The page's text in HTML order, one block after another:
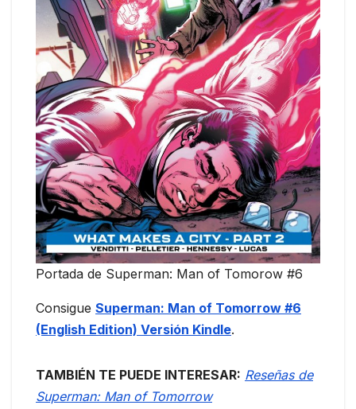
Portada de Superman: Man of Tomorow #6
Consigue Superman: Man of Tomorrow #6
(English Edition) Versión Kindle.
TAMBIÉN TE PUEDE INTERESAR: Reseñas de
Superman: Man of Tomorrow